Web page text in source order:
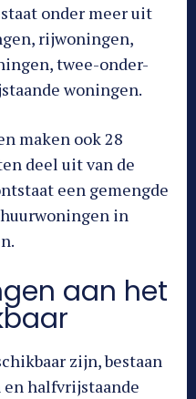
onder meer uit
rijwoningen,
twee-onder-
woningen.
maken ook 28
deel uit van de
een gemengde
in
aan het
zijn, bestaan
halfvrijstaande